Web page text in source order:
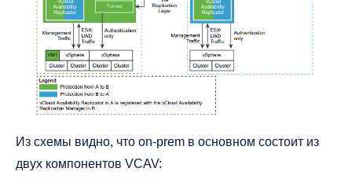
Из схемы видно, что on-prem в основном состоит из
двух компонентов VCAV: